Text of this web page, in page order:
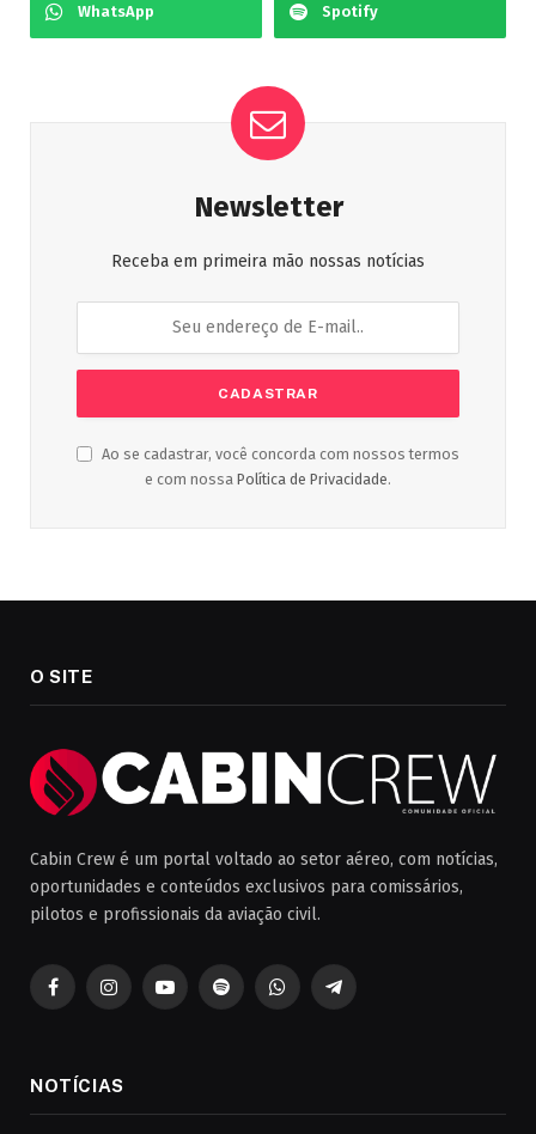
WhatsApp Spotify
Newsletter
Receba em primeira mão nossas notícias
Ao se cadastrar, você concorda com nossos termos
e com nossa Política de Privacidade.
O SITE
Cabin Crew é um portal voltado ao setor aéreo, com notícias,
oportunidades e conteúdos exclusivos para comissários,
pilotos e profissionais da aviação civil.
FacebookInstagramYouTubeSpotifyWhatsAppTelegrama
NOTÍCIAS